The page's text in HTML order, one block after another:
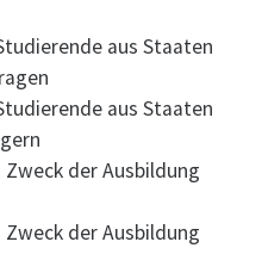
aus Staaten
aus Staaten
der Ausbildung
der Ausbildung